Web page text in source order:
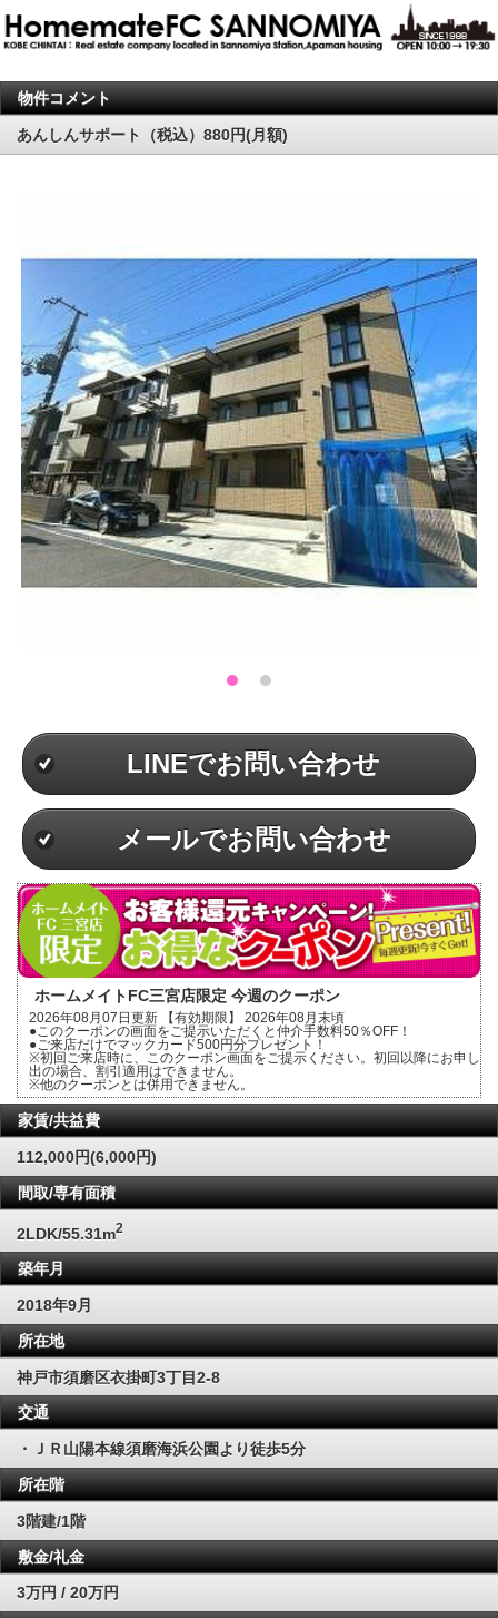
物件コメント
あんしんサポート（税込）880円(月額)
LINEでお問い合わせ
メールでお問い合わせ
ホームメイトFC三宮店限定 今週のクーポン
2026年08月07日更新 【有効期限】 2026年08月末頃
●このクーポンの画面をご提示いただくと仲介手数料50％OFF！
●ご来店だけでマックカード500円分プレゼント！
※初回ご来店時に、このクーポン画面をご提示ください。初回以降にお申し
出の場合、割引適用はできません。
※他のクーポンとは併用できません。
家賃/共益費
112,000円(6,000円)
間取/専有面積
2LDK/55.31m2
築年月
2018年9月
所在地
神戸市須磨区衣掛町3丁目2-8
交通
・ＪＲ山陽本線須磨海浜公園より徒歩5分
所在階
3階建/1階
敷金/礼金
3万円 / 20万円